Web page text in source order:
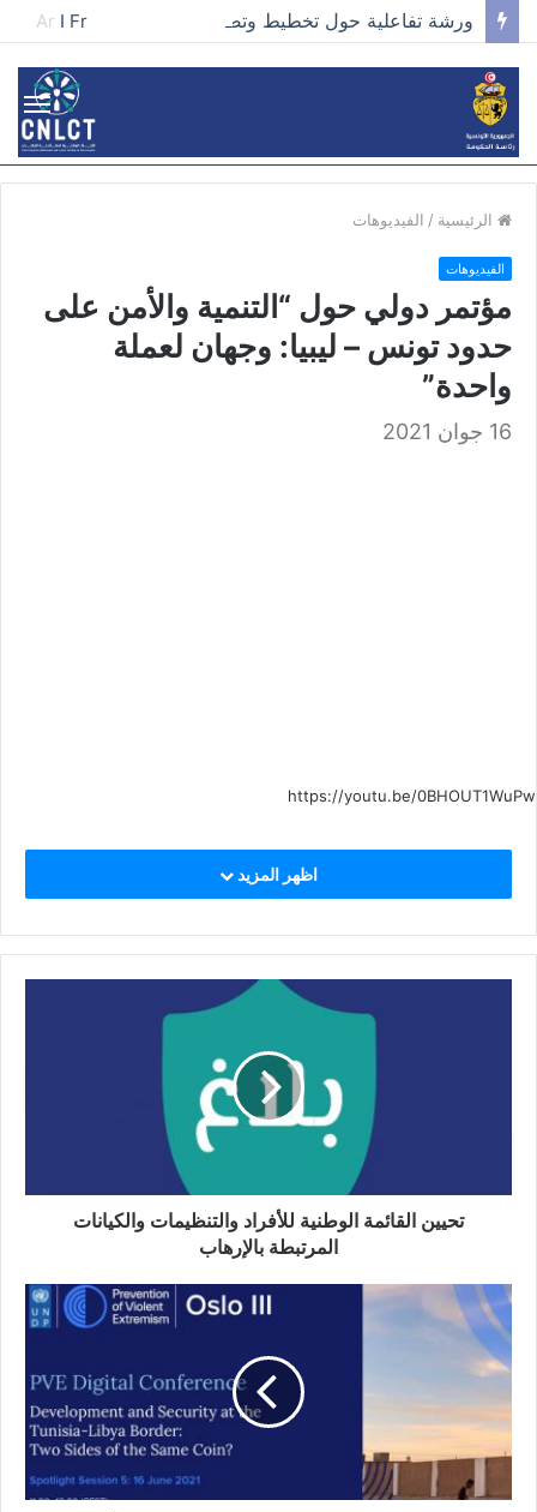
Ar I Fr
الرئيسية / الفيديوهات
الفيديوهات
مؤتمر دولي حول “التنمية والأمن على
حدود تونس – ليبيا: وجهان لعملة
واحدة”
16 جوان 2021
https://youtu.be/0BHOUT1WuPw
اظهر المزيد
تحيين القائمة الوطنية للأفراد والتنظيمات والكيانات
المرتبطة بالإرهاب